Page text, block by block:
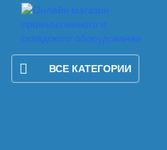
ВСЕ КАТЕГОРИИ